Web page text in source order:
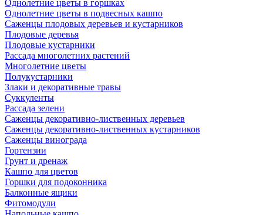
Однолетние цветы в горшках
Однолетние цветы в подвесных кашпо
Саженцы плодовых деревьев и кустарников
Плодовые деревья
Плодовые кустарники
Рассада многолетних растений
Многолетние цветы
Полукустарники
Злаки и декоративные травы
Суккуленты
Рассада зелени
Саженцы декоративно-лиственных деревьев
Саженцы декоративно-лиственных кустарников
Саженцы винограда
Гортензии
Грунт и дренаж
Кашпо для цветов
Горшки для подоконника
Балконные ящики
Фитомодули